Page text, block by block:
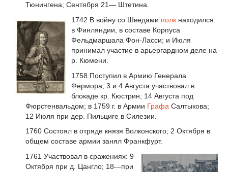
Тюнингена; Сентября 21— Штетина.
1742 В войну со Шведами полк находился
в Финляндии, в составе Корпуса
Фельдмаршала Фон-Ласси; и Июля
принимал участие в арьергардном деле на
р. Кюмени.
1758 Поступил в Армию Генерала
Фермора; 3 и 4 Августа участвовал в
блокаде кр. Кюстрин; 14 Августа под
Фюрстенвальдом; в 1759 г. в Армии Графа Салтыкова;
12 Июля при дер. Пильциге в Силезии.
1760 Состоял в отряде князя Волконского; 2 Октября в
общем составе армии занял Франкфурт.
1761 Участвовал в сражениях: 9
Октября при д. Цангло; 18—при